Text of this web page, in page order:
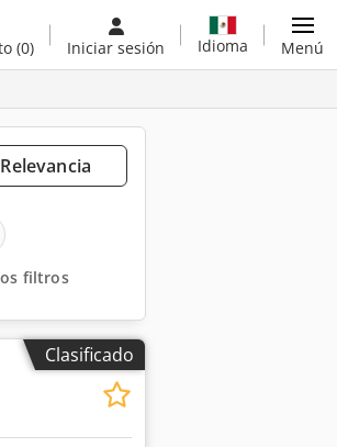
(0) Iniciar sesión Idioma Menú
Relevancia
filtros
Clasificado